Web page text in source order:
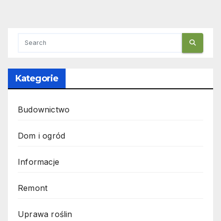
Kategorie
Budownictwo
Dom i ogród
Informacje
Remont
Uprawa roślin